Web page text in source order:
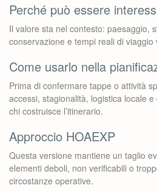
Perché può essere
Il valore sta nel contesto: paesaggio,
conservazione e tempi reali di
Come usarlo nella
Prima di confermare tappe o attività
accessi, stagionalità, logistica locale
chi costruisce l’itinerario.
Approccio HOAEXP
Questa versione mantiene un taglio
elementi deboli, non verificabili o
circostanze operative.